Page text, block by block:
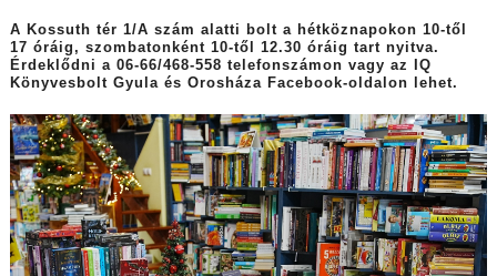
A Kossuth tér 1/A szám alatti bolt a hétköznapokon 10-től
17 óráig, szombatonként 10-től 12.30 óráig tart nyitva.
Érdeklődni a 06-66/468-558 telefonszámon vagy az IQ
Könyvesbolt Gyula és Orosháza Facebook-oldalon lehet.